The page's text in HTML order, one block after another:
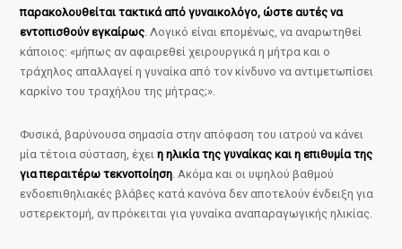
παρακολουθείται τακτικά από γυναικολόγο, ώστε αυτές να
εντοπισθούν εγκαίρως. Λογικό είναι επομένως, να αναρωτηθεί
κάποιος: «μήπως αν αφαιρεθεί χειρουργικά η μήτρα και ο
τράχηλος απαλλαγεί η γυναίκα από τον κίνδυνο να αντιμετωπίσει
καρκίνο του τραχήλου της μήτρας;».
Φυσικά, βαρύνουσα σημασία στην απόφαση του ιατρού να κάνει
μία τέτοια σύσταση, έχει η ηλικία της γυναίκας και η επιθυμία της
για περαιτέρω τεκνοποίηση. Ακόμα και οι υψηλού βαθμού
ενδοεπιθηλιακές βλάβες κατά κανόνα δεν αποτελούν ένδειξη για
υστερεκτομή, αν πρόκειται για γυναίκα αναπαραγωγικής ηλικίας.